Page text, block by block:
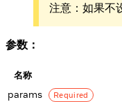
注意：如果不
参数：
名称
params Required